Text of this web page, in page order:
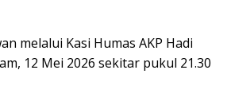
melalui Kasi Humas AKP Hadi
12 Mei 2026 sekitar pukul 21.30